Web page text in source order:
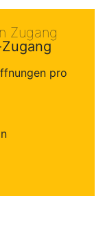
Zugang
pro